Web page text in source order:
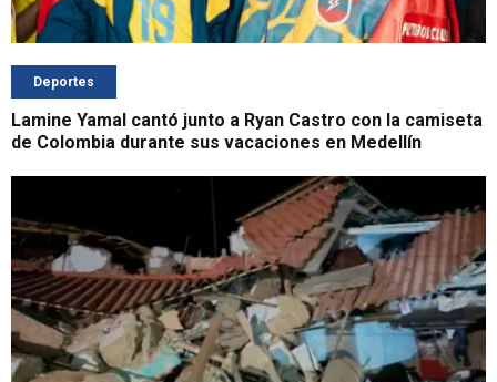
Deportes
Lamine Yamal cantó junto a Ryan Castro con la camiseta
de Colombia durante sus vacaciones en Medellín